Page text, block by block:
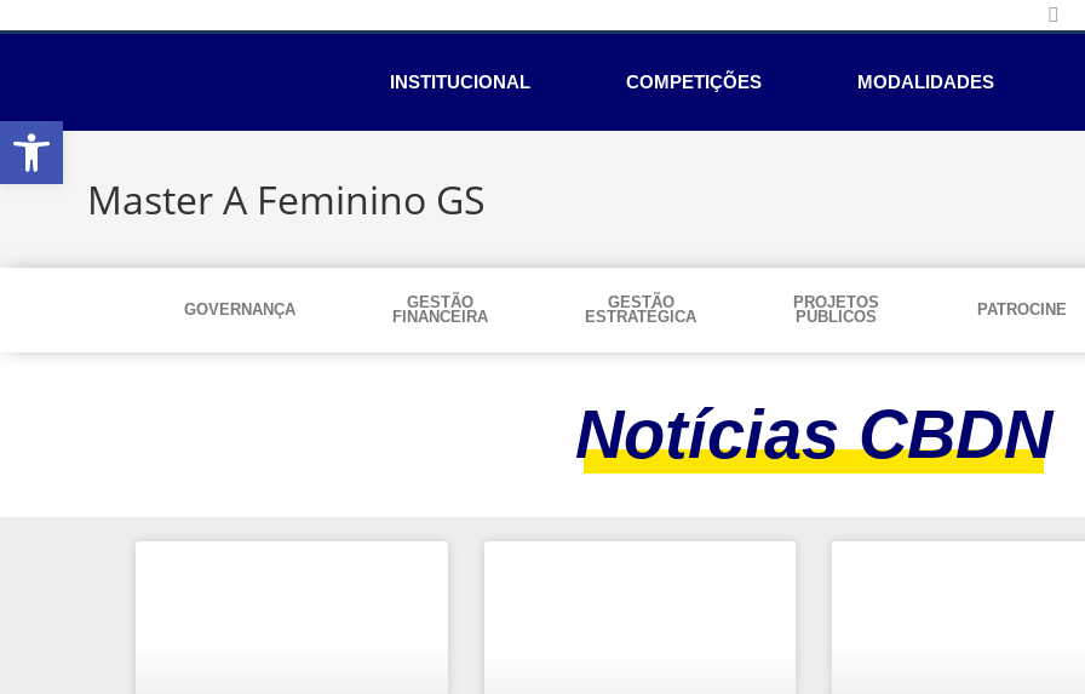
INSTITUCIONAL COMPETIÇÕES MODALIDADES
Master A Feminino GS
GOVERNANÇA
GESTÃO
FINANCEIRA
GESTÃO
ESTRATÉGICA
PROJETOS
PÚBLICOS
PATROCINE
Notícias CBDN
Abrir a barra de ferramentas